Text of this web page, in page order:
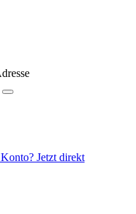
Jetzt direkt